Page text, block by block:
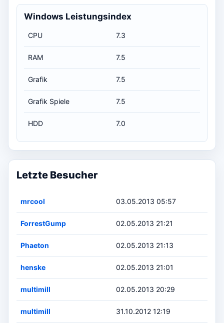
Windows Leistungsindex
CPU 7.3
RAM 7.5
Grafik 7.5
Grafik Spiele 7.5
HDD 7.0
Letzte Besucher
mrcool 03.05.2013 05:57
ForrestGump 02.05.2013 21:21
Phaeton 02.05.2013 21:13
henske 02.05.2013 21:01
multimill 02.05.2013 20:29
multimill 31.10.2012 12:19